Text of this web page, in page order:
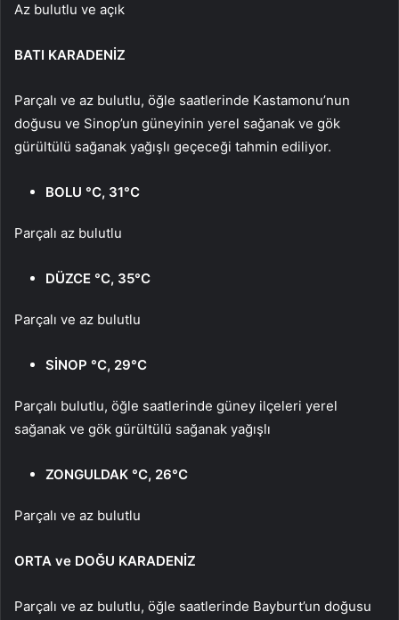
Az bulutlu ve açık
BATI KARADENİZ
Parçalı ve az bulutlu, öğle saatlerinde Kastamonu’nun
doğusu ve Sinop’un güneyinin yerel sağanak ve gök
gürültülü sağanak yağışlı geçeceği tahmin ediliyor.
BOLU °C, 31°C
Parçalı az bulutlu
DÜZCE °C, 35°C
Parçalı ve az bulutlu
SİNOP °C, 29°C
Parçalı bulutlu, öğle saatlerinde güney ilçeleri yerel
sağanak ve gök gürültülü sağanak yağışlı
ZONGULDAK °C, 26°C
Parçalı ve az bulutlu
ORTA ve DOĞU KARADENİZ
Parçalı ve az bulutlu, öğle saatlerinde Bayburt’un doğusu